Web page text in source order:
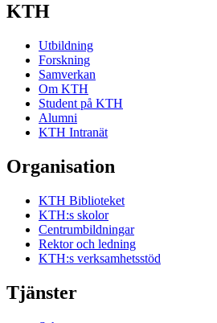
KTH
Utbildning
Forskning
Samverkan
Om KTH
Student på KTH
Alumni
KTH Intranät
Organisation
KTH Biblioteket
KTH:s skolor
Centrumbildningar
Rektor och ledning
KTH:s verksamhetsstöd
Tjänster